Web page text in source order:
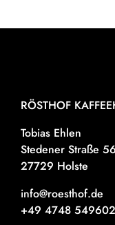
RÖSTHOF
Tobias Ehlen
Stedener Straße 56
27729 Holste
info@roesthof.de
+49 4748